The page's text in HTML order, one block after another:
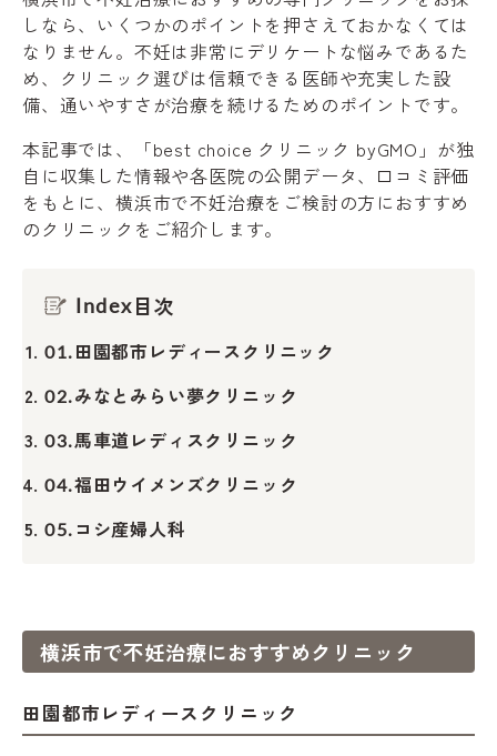
しなら、いくつかのポイントを押さえておかなくては
なりません。不妊は非常にデリケートな悩みであるた
め、クリニック選びは信頼できる医師や充実した設
備、通いやすさが治療を続けるためのポイントです。
本記事では、「best choice クリニック byGMO」が独
自に収集した情報や各医院の公開データ、口コミ評価
をもとに、横浜市で不妊治療をご検討の方におすすめ
のクリニックをご紹介します。
Index目次
01.田園都市レディースクリニック
02.みなとみらい夢クリニック
03.馬車道レディスクリニック
04.福田ウイメンズクリニック
05. コシ産婦人科
横浜市で不妊治療におすすめクリニック
田園都市レディースクリニック